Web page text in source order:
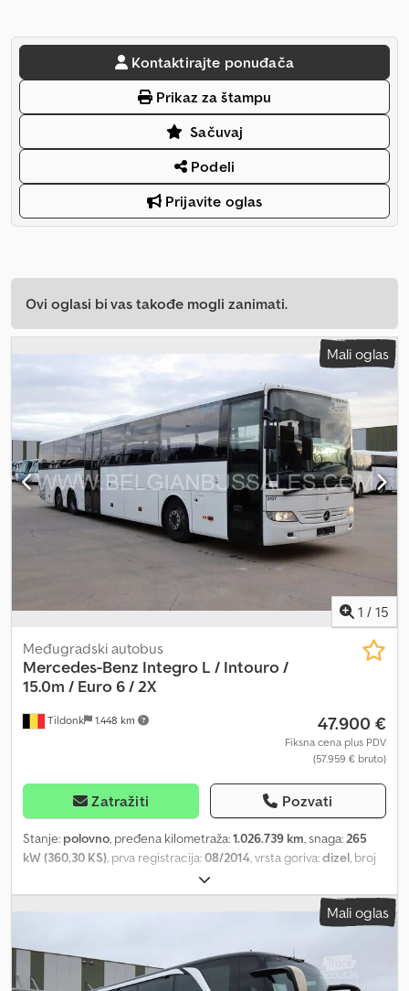
Kontaktirajte ponuđača
Prikaz za štampu
Sačuvaj
Podeli
Prijavite oglas
Ovi oglasi bi vas takođe mogli zanimati.
Mali oglas
1 / 15
Tildonk 1.448 km
Međugradski autobus
Mercedes-Benz Integro L / Intouro /
15.0m / Euro 6 / 2X
47.900 €
Fiksna cena plus PDV
(57.959 € bruto)
Zatražiti Pozvati
Stanje: polovno, pređena kilometraža:1.026.739 km, snaga: 265
kW (360,30 KS) , prva registracija:08/2014 , vrsta goriva:dizel , broj
automatski
ostalo, kočnice:retarder, ukupna dužina:1.000 mm, ukupna visina:
ABS, klima uređaj,
opcije i oprema = - Klima uređaj - Lift za invalidska kolica -
Webasto grejanje = Dodatne informacije = Oštećenja: nema =
Mali oglas